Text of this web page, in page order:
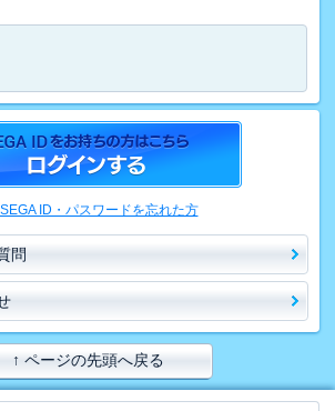
SEGA ID・パスワードを忘れた方
問
↑ ページの先頭へ戻る